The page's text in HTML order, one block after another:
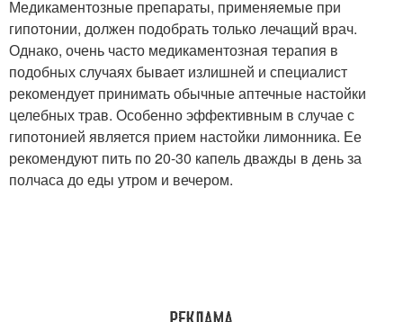
Медикаментозные препараты, применяемые при
гипотонии, должен подобрать только лечащий врач.
Однако, очень часто медикаментозная терапия в
подобных случаях бывает излишней и специалист
рекомендует принимать обычные аптечные настойки
целебных трав. Особенно эффективным в случае с
гипотонией является прием настойки лимонника. Ее
рекомендуют пить по 20-30 капель дважды в день за
полчаса до еды утром и вечером.